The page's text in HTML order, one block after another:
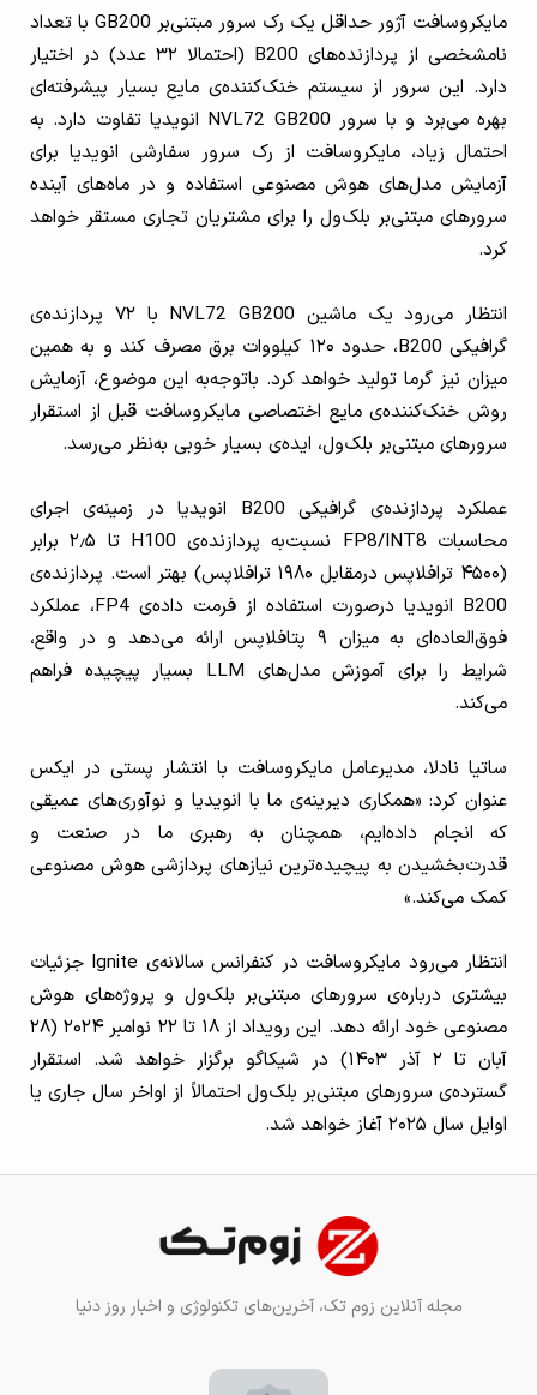
مایکروسافت آژور حداقل یک رک سرور مبتنی‌بر GB200 با تعداد
نامشخصی از پردازنده‌های B200 (احتمالا ۳۲ عدد) در اختیار
دارد. این سرور از سیستم خنک‌کننده‌ی مایع بسیار پیشرفته‌ای
بهره می‌برد و با سرور NVL72 GB200 انویدیا تفاوت دارد. به
احتمال زیاد، مایکروسافت از رک سرور سفارشی انویدیا برای
آزمایش مدل‌های هوش مصنوعی استفاده و در ماه‌های آینده
سرورهای مبتنی‌بر بلک‌ول را برای مشتریان تجاری مستقر خواهد
کرد.
انتظار می‌رود یک ماشین NVL72 GB200 با ۷۲ پردازنده‌ی
گرافیکی B200، حدود ۱۲۰ کیلووات برق مصرف کند و به همین
میزان نیز گرما تولید خواهد کرد. باتوجه‌به این موضوع، آزمایش
روش خنک‌کننده‌ی مایع اختصاصی مایکروسافت قبل از استقرار
سرورهای مبتنی‌بر بلک‌ول، ایده‌ی بسیار خوبی به‌نظر می‌رسد.
عملکرد پردازنده‌ی گرافیکی B200 انویدیا در زمینه‌ی اجرای
محاسبات FP8/INT8 نسبت‌به پردازنده‌ی H100 تا ۲٫۵ برابر
(۴۵۰۰ ترافلاپس درمقابل ۱۹۸۰ ترافلاپس) بهتر است. پردازنده‌ی
B200 انویدیا درصورت استفاده از فرمت داده‌ی FP4، عملکرد
فوق‌العاده‌ای به میزان ۹ پتافلاپس ارائه می‌دهد و در واقع،
شرایط را برای آموزش مدل‌های LLM بسیار پیچیده‌ فراهم
می‌کند.
ساتیا نادلا، مدیرعامل مایکروسافت با انتشار پستی در ایکس
عنوان کرد: «همکاری دیرینه‌ی ما با انویدیا و نوآوری‌های عمیقی
که انجام داده‌ایم، همچنان به رهبری ما در صنعت و
قدرت‌بخشیدن به پیچیده‌ترین نیازهای پردازشی هوش مصنوعی
کمک می‌کند.»
انتظار می‌رود مایکروسافت در کنفرانس سالانه‌ی Ignite جزئیات
بیشتری درباره‌ی سرورهای مبتنی‌بر بلک‌ول و پروژه‌های هوش
مصنوعی خود ارائه دهد. این رویداد از ۱۸ تا ۲۲ نوامبر ۲۰۲۴ (۲۸
آبان تا ۲ آذر ۱۴۰۳) در شیکاگو برگزار خواهد شد. استقرار
گسترده‌ی سرورهای مبتنی‌بر بلک‌ول احتمالاً از اواخر سال جاری یا
اوایل سال ۲۰۲۵ آغاز خواهد شد.
مجله آنلاین زوم تک، آخرین‌های تکنولوژی و اخبار روز دنیا